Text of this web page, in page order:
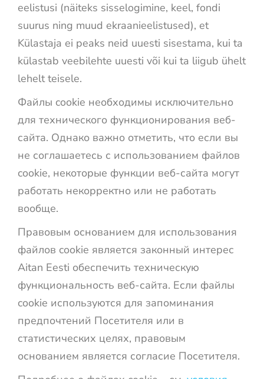
eelistusi (näiteks sisselogimine, keel, fondi
suurus ning muud ekraanieelistused), et
Külastaja ei peaks neid uuesti sisestama, kui ta
külastab veebilehte uuesti või kui ta liigub ühelt
lehelt teisele.
Файлы cookie необходимы исключительно
для технического функционирования веб-
сайта. Однако важно отметить, что если вы
не соглашаетесь с использованием файлов
cookie, некоторые функции веб-сайта могут
работать некорректно или не работать
вообще.
Правовым основанием для использования
файлов cookie является законный интерес
Aitan Eesti обеспечить техническую
функциональность веб-сайта. Если файлы
cookie используются для запоминания
предпочтений Посетителя или в
статистических целях, правовым
основанием является согласие Посетителя.